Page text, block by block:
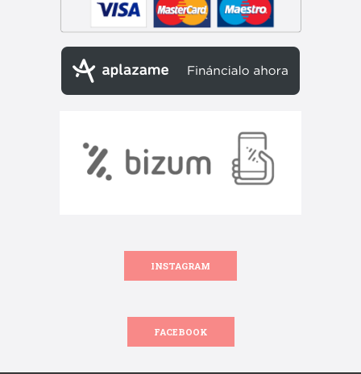
INSTAGRAM
FACEBOOK